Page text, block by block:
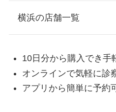
横浜の店舗一覧
10日分から購入でき手
オンラインで気軽に診
アプリから簡単に予約